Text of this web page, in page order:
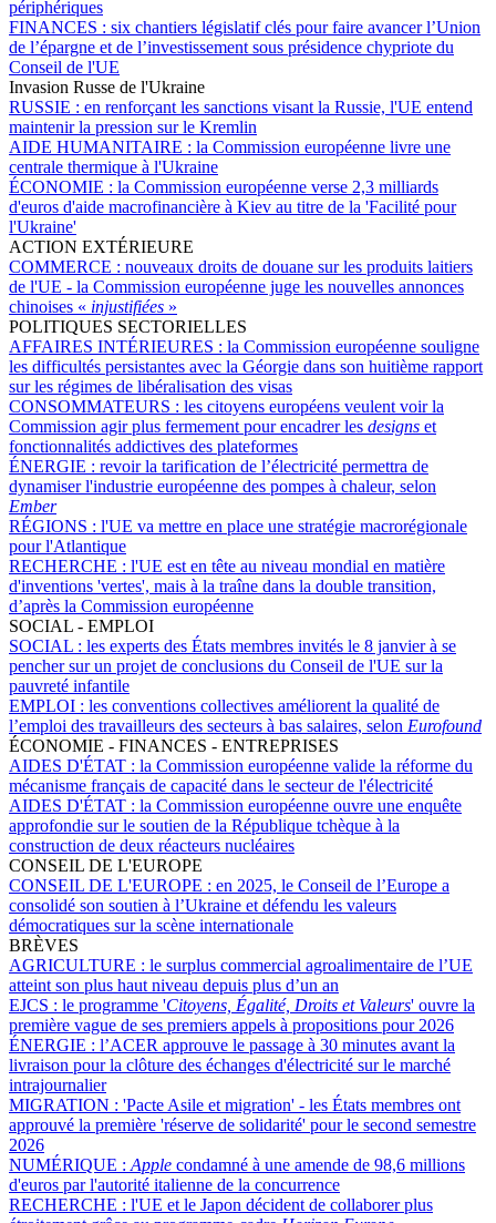
périphériques
FINANCES : six chantiers législatif clés pour faire avancer l’Union
de l’épargne et de l’investissement sous présidence chypriote du
Conseil de l'UE
Invasion Russe de l'Ukraine
RUSSIE : en renforçant les sanctions visant la Russie, l'UE entend
maintenir la pression sur le Kremlin
AIDE HUMANITAIRE : la Commission européenne livre une
centrale thermique à l'Ukraine
ÉCONOMIE : la Commission européenne verse 2,3 milliards
d'euros d'aide macrofinancière à Kiev au titre de la 'Facilité pour
l'Ukraine'
ACTION EXTÉRIEURE
COMMERCE : nouveaux droits de douane sur les produits laitiers
de l'UE - la Commission européenne juge les nouvelles annonces
chinoises « injustifiées »
POLITIQUES SECTORIELLES
AFFAIRES INTÉRIEURES : la Commission européenne souligne
les difficultés persistantes avec la Géorgie dans son huitième rapport
sur les régimes de libéralisation des visas
CONSOMMATEURS : les citoyens européens veulent voir la
Commission agir plus fermement pour encadrer les designs et
fonctionnalités addictives des plateformes
ÉNERGIE : revoir la tarification de l’électricité permettra de
dynamiser l'industrie européenne des pompes à chaleur, selon
Ember
RÉGIONS : l'UE va mettre en place une stratégie macrorégionale
pour l'Atlantique
RECHERCHE : l'UE est en tête au niveau mondial en matière
d'inventions 'vertes', mais à la traîne dans la double transition,
d’après la Commission européenne
SOCIAL - EMPLOI
SOCIAL : les experts des États membres invités le 8 janvier à se
pencher sur un projet de conclusions du Conseil de l'UE sur la
pauvreté infantile
EMPLOI : les conventions collectives améliorent la qualité de
l’emploi des travailleurs des secteurs à bas salaires, selon Eurofound
ÉCONOMIE - FINANCES - ENTREPRISES
AIDES D'ÉTAT : la Commission européenne valide la réforme du
mécanisme français de capacité dans le secteur de l'électricité
AIDES D'ÉTAT : la Commission européenne ouvre une enquête
approfondie sur le soutien de la République tchèque à la
construction de deux réacteurs nucléaires
CONSEIL DE L'EUROPE
CONSEIL DE L'EUROPE : en 2025, le Conseil de l’Europe a
consolidé son soutien à l’Ukraine et défendu les valeurs
démocratiques sur la scène internationale
BRÈVES
AGRICULTURE : le surplus commercial agroalimentaire de l’UE
atteint son plus haut niveau depuis plus d’un an
EJCS : le programme 'Citoyens, Égalité, Droits et Valeurs' ouvre la
première vague de ses premiers appels à propositions pour 2026
ÉNERGIE : l’ACER approuve le passage à 30 minutes avant la
livraison pour la clôture des échanges d'électricité sur le marché
intrajournalier
MIGRATION : 'Pacte Asile et migration' - les États membres ont
approuvé la première 'réserve de solidarité' pour le second semestre
2026
NUMÉRIQUE : Apple condamné à une amende de 98,6 millions
d'euros par l'autorité italienne de la concurrence
RECHERCHE : l'UE et le Japon décident de collaborer plus